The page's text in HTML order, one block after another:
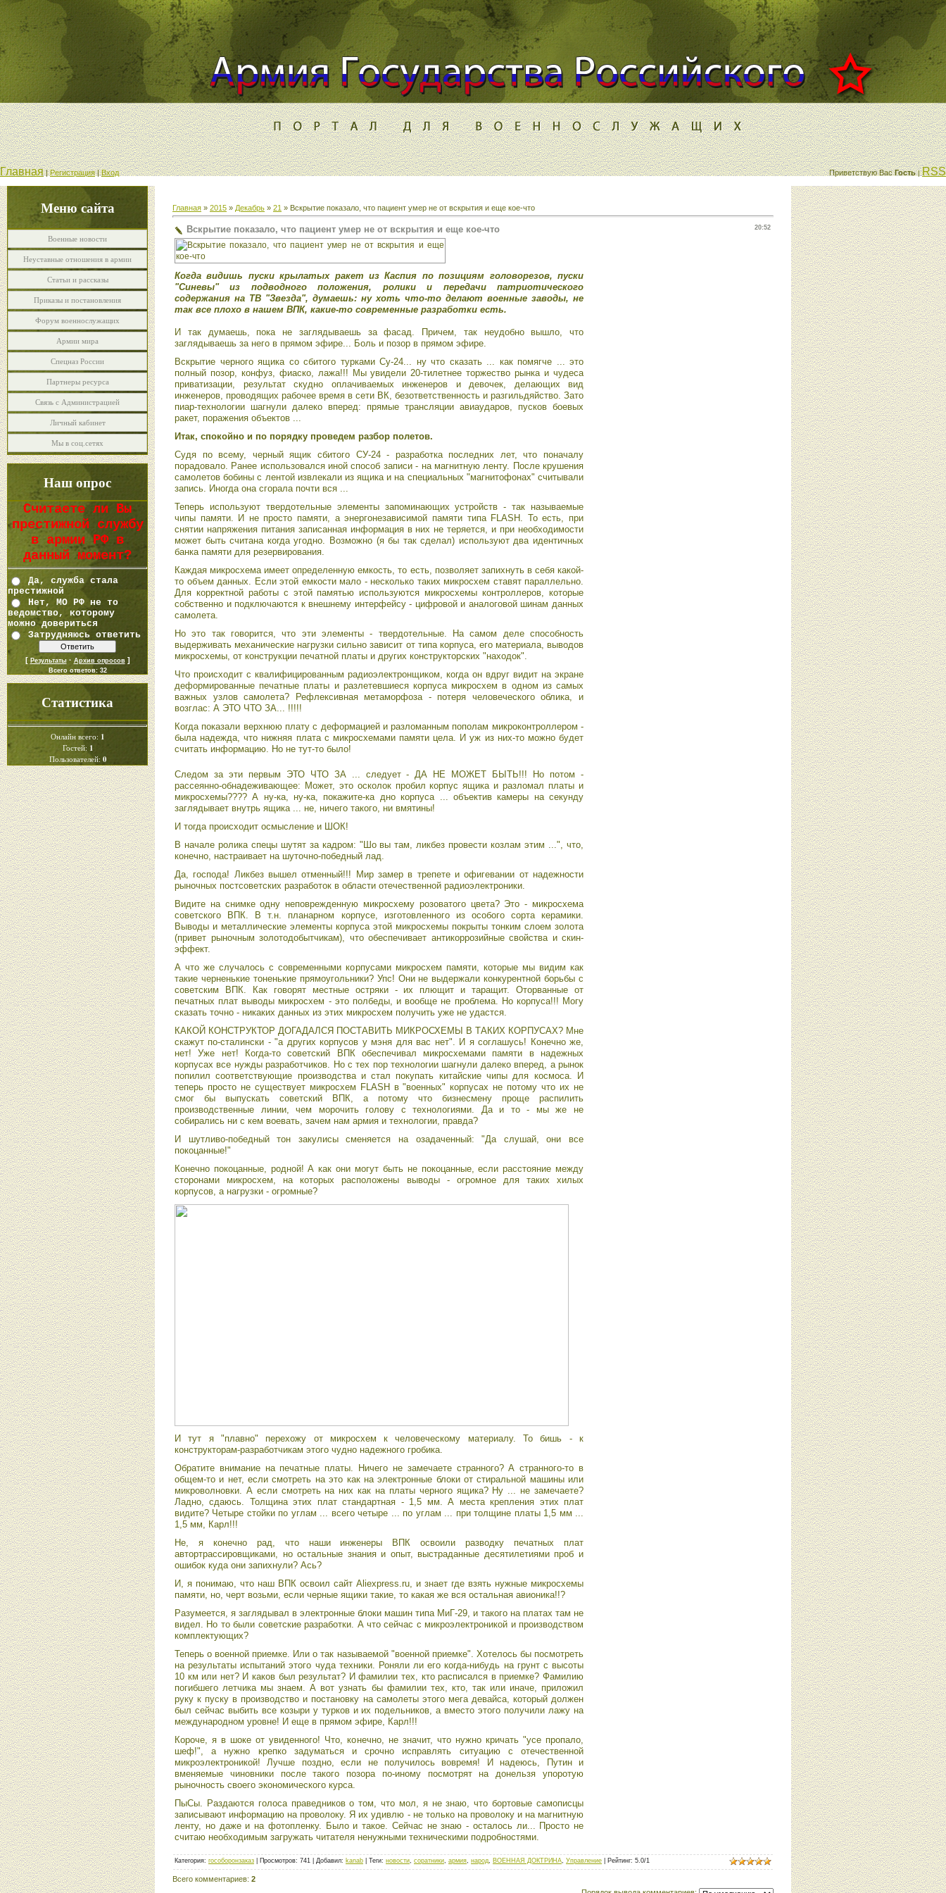
Главная|Регистрация|Вход Приветствую Вас Гость |RSS
Меню сайта
Военные новости
Неуставные отношения в армии
Статьи и рассказы
Приказы и постановления
Форум военнослужащих
Армии мира
Спецназ России
Партнеры ресурса
Связь с Администрацией
Личный кабинет
Мы в соц.сетях
Наш опрос
Считаете ли Вы
престижной службу
в армии РФ в
данный момент?
Да, служба стала
престижной
Нет, МО РФ не то
ведомство, которому
можно довериться
Затрудняюсь ответить
[ Результаты· Архив опросов]
Всего ответов: 32
Статистика
Онлайн всего: 1
Гостей: 1
Пользователей: 0
Главная » 2015 » Декабрь » 21 » Вскрытие показало, что пациент умер не от вскрытия и еще кое-что
20:52
Вскрытие показало, что пациент умер не от вскрытия и еще кое-что
Когда видишь пуски крылатых ракет из Каспия по позициям головорезов, пуски
"Синевы" из подводного положения, ролики и передачи патриотического
содержания на ТВ "Звезда", думаешь: ну хоть что-то делают военные заводы, не
так все плохо в нашем ВПК, какие-то современные разработки есть.
И так думаешь, пока не заглядываешь за фасад. Причем, так неудобно вышло, что
заглядываешь за него в прямом эфире... Боль и позор в прямом эфире.
Вскрытие черного ящика со сбитого турками Су-24... ну что сказать ... как помягче ... это
полный позор, конфуз, фиаско, лажа!!! Мы увидели 20-тилетнее торжество рынка и чудеса
приватизации, результат скудно оплачиваемых инженеров и девочек, делающих вид
инженеров, проводящих рабочее время в сети ВК, безответственность и разгильдяйство. Зато
пиар-технологии шагнули далеко вперед: прямые трансляции авиаударов, пусков боевых
ракет, поражения объектов ...
Итак, спокойно и по порядку проведем разбор полетов.
Судя по всему, черный ящик сбитого СУ-24 - разработка последних лет, что поначалу
порадовало. Ранее использовался иной способ записи - на магнитную ленту. После крушения
самолетов бобины с лентой извлекали из ящика и на специальных "магнитофонах" считывали
запись. Иногда она сгорала почти вся ...
Теперь используют твердотельные элементы запоминающих устройств - так называемые
чипы памяти. И не просто памяти, а энергонезависимой памяти типа FLASH. То есть, при
снятии напряжения питания записанная информация в них не теряется, и при необходимости
может быть считана когда угодно. Возможно (я бы так сделал) используют два идентичных
банка памяти для резервирования.
Каждая микросхема имеет определенную емкость, то есть, позволяет запихнуть в себя какой-
то объем данных. Если этой емкости мало - несколько таких микросхем ставят параллельно.
Для корректной работы с этой памятью используются микросхемы контроллеров, которые
собственно и подключаются к внешнему интерфейсу - цифровой и аналоговой шинам данных
самолета.
Но это так говорится, что эти элементы - твердотельные. На самом деле способность
выдерживать механические нагрузки сильно зависит от типа корпуса, его материала, выводов
микросхемы, от конструкции печатной платы и других конструкторских "находок".
Что происходит с квалифицированным радиоэлектронщиком, когда он вдруг видит на экране
деформированные печатные платы и разлетевшиеся корпуса микросхем в одном из самых
важных узлов самолета? Рефлексивная метаморфоза - потеря человеческого облика, и
возглас: А ЭТО ЧТО ЗА... !!!!!
Когда показали верхнюю плату с деформацией и разломанным пополам микроконтроллером -
была надежда, что нижняя плата с микросхемами памяти цела. И уж из них-то можно будет
считать информацию. Но не тут-то было!
Следом за эти первым ЭТО ЧТО ЗА ... следует - ДА НЕ МОЖЕТ БЫТЬ!!! Но потом -
рассеянно-обнадеживающее: Может, это осколок пробил корпус ящика и разломал платы и
микросхемы???? А ну-ка, ну-ка, покажите-ка дно корпуса ... объектив камеры на секунду
заглядывает внутрь ящика ... не, ничего такого, ни вмятины!
И тогда происходит осмысление и ШОК!
В начале ролика спецы шутят за кадром: "Шо вы там, ликбез провести козлам этим ...", что,
конечно, настраивает на шуточно-победный лад.
Да, господа! Ликбез вышел отменный!!! Мир замер в трепете и офигевании от надежности
рыночных постсоветских разработок в области отечественной радиоэлектроники.
Видите на снимке одну неповрежденную микросхему розоватого цвета? Это - микросхема
советского ВПК. В т.н. планарном корпусе, изготовленного из особого сорта керамики.
Выводы и металлические элементы корпуса этой микросхемы покрыты тонким слоем золота
(привет рыночным золотодобытчикам), что обеспечивает антикоррозийные свойства и скин-
эффект.
А что же случалось с современными корпусами микросхем памяти, которые мы видим как
такие черненькие тоненькие прямоугольники? Упс! Они не выдержали конкурентной борьбы с
советским ВПК. Как говорят местные остряки - их плющит и таращит. Оторванные от
печатных плат выводы микросхем - это полбеды, и вообще не проблема. Но корпуса!!! Могу
сказать точно - никаких данных из этих микросхем получить уже не удастся.
КАКОЙ КОНСТРУКТОР ДОГАДАЛСЯ ПОСТАВИТЬ МИКРОСХЕМЫ В ТАКИХ КОРПУСАХ? Мне
скажут по-сталински - "а других корпусов у мэня для вас нет". И я соглашусь! Конечно же,
нет! Уже нет! Когда-то советский ВПК обеспечивал микросхемами памяти в надежных
корпусах все нужды разработчиков. Но с тех пор технологии шагнули далеко вперед, а рынок
попилил соответствующие производства и стал покупать китайские чипы для космоса. И
теперь просто не существует микросхем FLASH в "военных" корпусах не потому что их не
смог бы выпускать советский ВПК, а потому что бизнесмену проще распилить
производственные линии, чем морочить голову с технологиями. Да и то - мы же не
собирались ни с кем воевать, зачем нам армия и технологии, правда?
И шутливо-победный тон закулисы сменяется на озадаченный: "Да слушай, они все
покоцанные!"
Конечно покоцанные, родной! А как они могут быть не покоцанные, если расстояние между
сторонами микросхем, на которых расположены выводы - огромное для таких хилых
корпусов, а нагрузки - огромные?
И тут я "плавно" перехожу от микросхем к человеческому материалу. То бишь - к
конструкторам-разработчикам этого чудно надежного гробика.
Обратите внимание на печатные платы. Ничего не замечаете странного? А странного-то в
общем-то и нет, если смотреть на это как на электронные блоки от стиральной машины или
микроволновки. А если смотреть на них как на платы черного ящика? Ну ... не замечаете?
Ладно, сдаюсь. Толщина этих плат стандартная - 1,5 мм. А места крепления этих плат
видите? Четыре стойки по углам ... всего четыре ... по углам ... при толщине платы 1,5 мм ...
1,5 мм, Карл!!!
Не, я конечно рад, что наши инженеры ВПК освоили разводку печатных плат
автортрассировщиками, но остальные знания и опыт, выстраданные десятилетиями проб и
ошибок куда они запихнули? Ась?
И, я понимаю, что наш ВПК освоил сайт Aliexpress.ru, и знает где взять нужные микросхемы
памяти, но, черт возьми, если черные ящики такие, то какая же вся остальная авионика!!?
Разумеется, я заглядывал в электронные блоки машин типа МиГ-29, и такого на платах там не
видел. Но то были советские разработки. А что сейчас с микроэлектроникой и производством
комплектующих?
Теперь о военной приемке. Или о так называемой "военной приемке". Хотелось бы посмотреть
на результаты испытаний этого чуда техники. Роняли ли его когда-нибудь на грунт с высоты
10 км или нет? И каков был результат? И фамилии тех, кто расписался в приемке? Фамилию
погибшего летчика мы знаем. А вот узнать бы фамилии тех, кто, так или иначе, приложил
руку к пуску в производство и постановку на самолеты этого мега девайса, который должен
был сейчас выбить все козыри у турков и их подельников, а вместо этого получили лажу на
международном уровне! И еще в прямом эфире, Карл!!!
Короче, я в шоке от увиденного! Что, конечно, не значит, что нужно кричать "усе пропало,
шеф!", а нужно крепко задуматься и срочно исправлять ситуацию с отечественной
микроэлектроникой! Лучше поздно, если не получилось вовремя! И надеюсь, Путин и
вменяемые чиновники после такого позора по-иному посмотрят на донельзя упоротую
рыночность своего экономического курса.
ПыСы. Раздаются голоса праведников о том, что мол, я не знаю, что бортовые самописцы
записывают информацию на проволоку. Я их удивлю - не только на проволоку и на магнитную
ленту, но даже и на фотопленку. Было и такое. Сейчас не знаю - осталось ли... Просто не
считаю необходимым загружать читателя ненужными техническими подробностями.
Категория: гособоронзаказ Просмотров: 741 Добавил: kanab Теги: новости соратники армия народ ВОЕННАЯ ДОКТРИНА Управление Рейтинг: 5.0/1
Всего комментариев: 2